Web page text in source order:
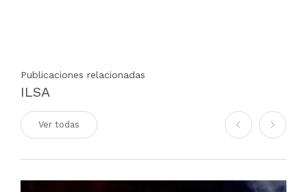
Publicaciones relacionadas
ILSA
Ver todas